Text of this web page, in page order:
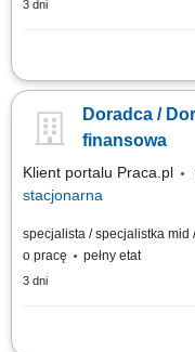
3 dni
obsługa klientów;
firm;
Doradca /
finansowa
Klient portalu Praca.pl
stacjonarna
specjalista / specjalistka mid
o pracę
pełny etat
3 dni